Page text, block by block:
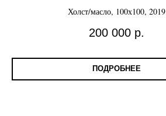
Холст/масло, 100х100, 2019
200 000 р.
ПОДРОБНЕЕ